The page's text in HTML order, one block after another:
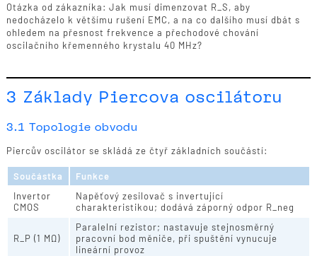
Otázka od zákazníka: Jak musí dimenzovat R_S, aby
nedocházelo k většímu rušení EMC, a na co dalšího musí dbát s
ohledem na přesnost frekvence a přechodové chování
oscilačního křemenného krystalu 40 MHz?
3 Základy Piercova oscilátoru
3.1 Topologie obvodu
Piercův oscilátor se skládá ze čtyř základních součástí:
Součástka
Funkce
Invertor
CMOS
Napěťový zesilovač s invertující
charakteristikou; dodává záporný odpor R_neg
R_P (1 MΩ)
Paralelní rezistor; nastavuje stejnosměrný
pracovní bod měniče, při spuštění vynucuje
lineární provoz